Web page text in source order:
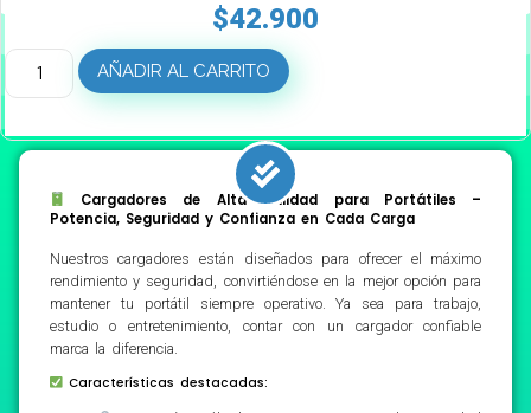
$42.900
AÑADIR AL CARRITO
Cargadores de Alta Calidad para Portátiles –
Potencia, Seguridad y Confianza en Cada Carga
Nuestros cargadores están diseñados para ofrecer el máximo
rendimiento y seguridad, convirtiéndose en la mejor opción para
mantener tu portátil siempre operativo. Ya sea para trabajo,
estudio o entretenimiento, contar con un cargador confiable
marca la diferencia.
Características destacadas: